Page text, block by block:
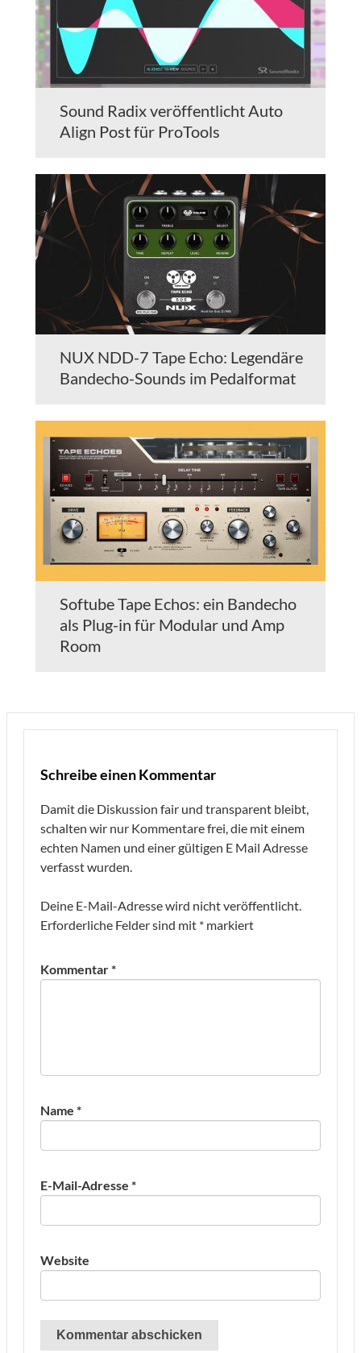
Sound Radix veröffentlicht Auto
Align Post für ProTools
NUX NDD-7 Tape Echo: Legendäre
Bandecho-Sounds im Pedalformat
Softube Tape Echos: ein Bandecho
als Plug-in für Modular und Amp
Room
Schreibe einen Kommentar
Damit die Diskussion fair und transparent bleibt,
schalten wir nur Kommentare frei, die mit einem
echten Namen und einer gültigen E Mail Adresse
verfasst wurden.
Deine E-Mail-Adresse wird nicht veröffentlicht.
Erforderliche Felder sind mit * markiert
Kommentar*
Name *
E-Mail-Adresse *
Website